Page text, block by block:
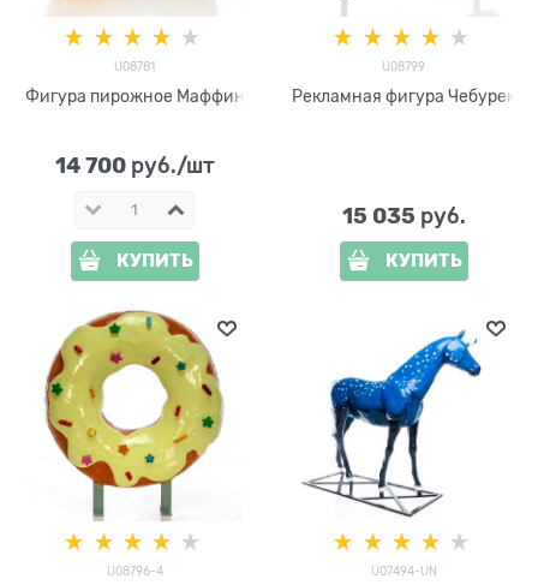
U08781
Фигура пирожное Маффин
14 700 руб./шт
КУПИТЬ
U08799
Рекламная фигура Чебурек
15 035 руб.
КУПИТЬ
U08796-4 U07494-UN